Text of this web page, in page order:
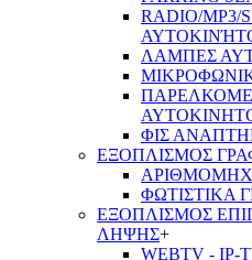
RADIO/
ΛΑΜΠΕΣ
ΦΙΣ
ΕΞΟΠΛΙΣΜΟΣ
ΦΩΤΙΣΤΙΚΑ
ΕΞΟΠΛΙΣΜΟΣ
ΛΗΨΗΣ+
WEBTV - IP-